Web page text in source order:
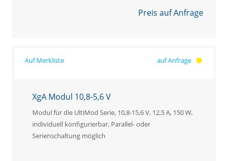
Preis auf Anfrage
auf Anfrage
XgA Modul 10,8-5,6 V
Modul für die UltiMod Serie, 10,8-15,6 V, 12,5 A, 150 W,
individuell konfigurierbar, Parallel- oder
Serienschaltung möglich